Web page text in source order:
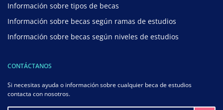
Información sobre tipos de becas
Información sobre becas según ramas de estudios
Información sobre becas según niveles de estudios
CONTÁCTANOS
Si necesitas ayuda o información sobre cualquier beca de estudios
contacta con nosotros.